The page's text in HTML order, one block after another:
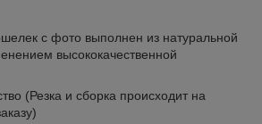
с фото выполнен из натуральной
высококачественной
(Резка и сборка происходит на